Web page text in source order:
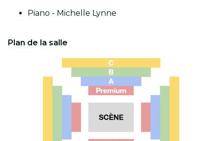
Piano - Michelle Lynne
Plan de la salle